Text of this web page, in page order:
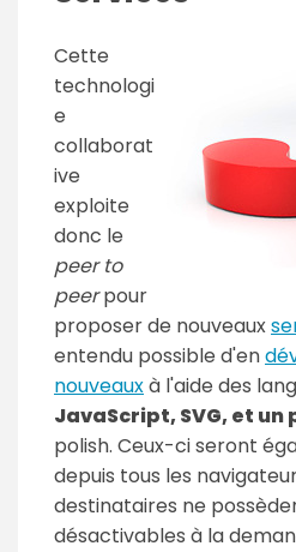
Cette
technologi
e
collaborat
ive
exploite
donc le
peer to
peerpour
proposer de nouveaux
entendu possible d'en
nouveauxà l'aide des
JavaScript, SVG, et un
polish. Ceux-ci seront
depuis tous les
destinataires ne
désactivables à la